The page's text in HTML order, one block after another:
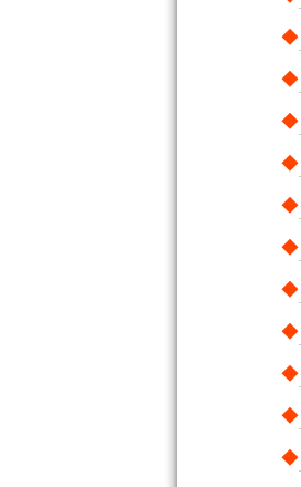
◆
◆
◆
◆
◆
◆
◆
◆
◆
◆
◆